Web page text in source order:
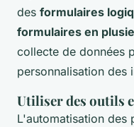
des formulaires
formulaires en
collecte de données
personnalisation des
Utiliser des outils
L'automatisation des